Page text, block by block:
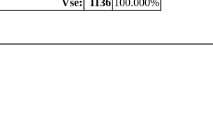
Vše:
1136 100.000%